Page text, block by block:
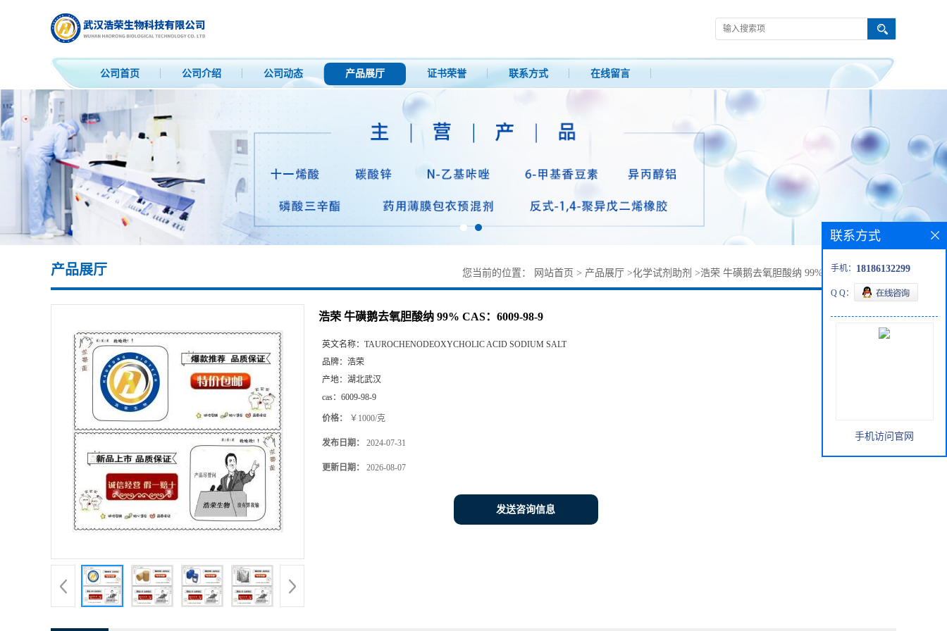
公司首页 公司介绍 公司动态 产品展厅 证书荣誉 联系方式 在线留言
产品展厅 您当前的位置： 网站首页 > 产品展厅 >化学试剂助剂 >浩荣 牛磺鹅去氧胆酸纳 99% CAS：6009-98-9
浩荣 牛磺鹅去氧胆酸纳 99% CAS：6009-98-9
英文名称： TAUROCHENODEOXYCHOLIC ACID SODIUM SALT
品牌： 浩荣
产地： 湖北武汉
cas： 6009-98-9
价格： ￥1000/克
发布日期： 2024-07-31
更新日期： 2026-08-07
发送咨询信息
联系方式
手机： 18186132299
Q Q：
手机访问官网